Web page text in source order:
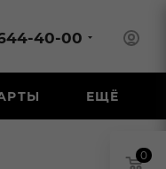
40-00
ЕЩЁ
0